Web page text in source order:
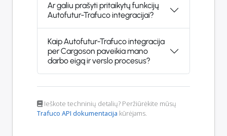
Ar galiu prašyti pritaikytų funkcijų
Autofutur-Trafuco integracijai?
Kaip Autofutur-Trafuco integracija
per Cargoson paveikia mano
darbo eigą ir verslo procesus?
Ieškote techninių detalių? Peržiūrėkite mūsų
Trafuco API dokumentacija kūrėjams.